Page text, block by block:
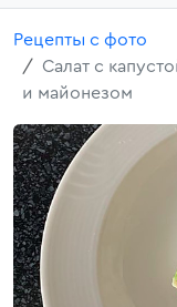
Рецепты с фото
Салат с
и майонезом